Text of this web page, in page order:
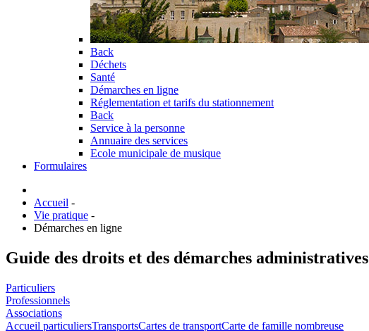
Back
Déchets
Santé
Démarches en ligne
Réglementation et tarifs du stationnement
Back
Service à la personne
Annuaire des services
Ecole municipale de musique
Formulaires
Accueil -
Vie pratique -
Démarches en ligne
Guide des droits et des démarches administratives
Particuliers
Professionnels
Associations
Accueil particuliersTransportsCartes de transportCarte de famille nombreuse